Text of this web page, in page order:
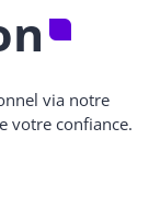
via notre
votre confiance.